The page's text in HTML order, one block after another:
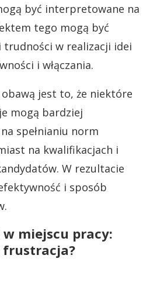
być interpretowane na
tego mogą być
w realizacji idei
i włączania.
jest to, że niektóre
mogą bardziej
spełnianiu norm
na kwalifikacjach i
W rezultacie
i sposób
w miejscu pracy:
frustracja?